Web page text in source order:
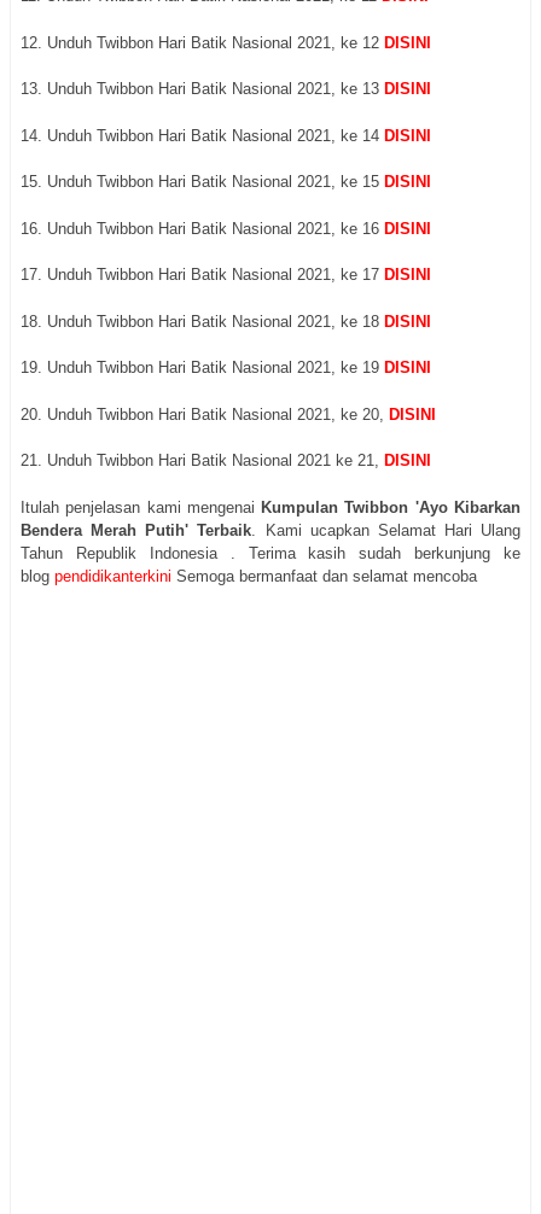
12. Unduh Twibbon Hari Batik Nasional 2021, ke 12 DISINI
13. Unduh Twibbon Hari Batik Nasional 2021, ke 13 DISINI
14. Unduh Twibbon Hari Batik Nasional 2021, ke 14 DISINI
15. Unduh Twibbon Hari Batik Nasional 2021, ke 15 DISINI
16. Unduh Twibbon Hari Batik Nasional 2021, ke 16 DISINI
17. Unduh Twibbon Hari Batik Nasional 2021, ke 17 DISINI
18. Unduh Twibbon Hari Batik Nasional 2021, ke 18 DISINI
19. Unduh Twibbon Hari Batik Nasional 2021, ke 19 DISINI
20. Unduh Twibbon Hari Batik Nasional 2021, ke 20, DISINI
21. Unduh Twibbon Hari Batik Nasional 2021 ke 21, DISINI
Itulah penjelasan kami mengenai Kumpulan Twibbon 'Ayo Kibarkan
Bendera Merah Putih' Terbaik . Kami ucapkan Selamat Hari Ulang
Tahun Republik Indonesia . Terima kasih sudah berkunjung ke
blog pendidikanterkini Semoga bermanfaat dan selamat mencoba